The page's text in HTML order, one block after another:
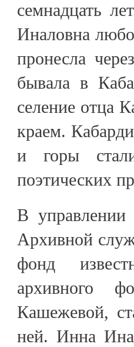
семнадцать
Иналовна
пронесла
бывала в
селение отца
краем.
и горы
поэтических
В управлении
Архивной
фонд
архивного
Кашежевой,
ней. Инна